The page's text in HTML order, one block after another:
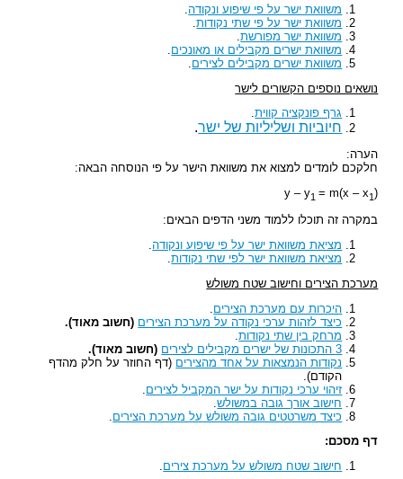
משוואת ישר על פי שיפוע ונקודה
משוואת ישר על פי שתי נקודות.
משוואת ישר מפורשת.
משוואת ישרים מקבילים או מאונכים
משוואת ישרים מקבילים לצירים
נושאים נוספים הקשורים לישר
גרף פונקציה קווית.
חיוביות ושליליות של ישר.
הערה:
חלקכם לומדים למצוא את משוואת הישר על פי הנוסחה הבאה:
(y – y
1= m(x – x1
במקרה זה תוכלו ללמוד משני הדפים הבאים:
מציאת משוואת ישר על פי שיפוע ונקודה
מציאת משוואת ישר לפי שתי נקודות.
מערכת הצירים וחישוב שטח משולש
היכרות עם מערכת הצירים
כיצד לזהות ערכי נקודה על מערכת הצירים (חשוב מאוד).
מרחק בין שתי נקודות.
3 התכונות של ישרים מקבילים לצירים
(חשוב מאוד).
נקודות הנמצאות על אחד מהצירים (דף החוזר על חלק מהדף
הקודם).
זיהוי ערכי נקודות על ישר המקביל לצירים
חישוב אורך גובה במשולש.
כיצד משרטטים גובה משולש על מערכת הצירים
דף מסכם:
חישוב שטח משולש על מערכת צירים.